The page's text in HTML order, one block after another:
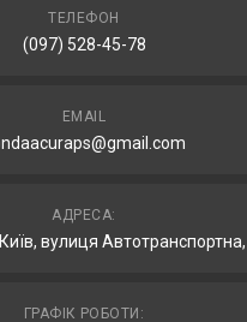
ТЕЛЕФОН
(097) 528-45-78
EMAIL
АДРЕСА:
вулиця
ГРАФІК РОБОТИ: